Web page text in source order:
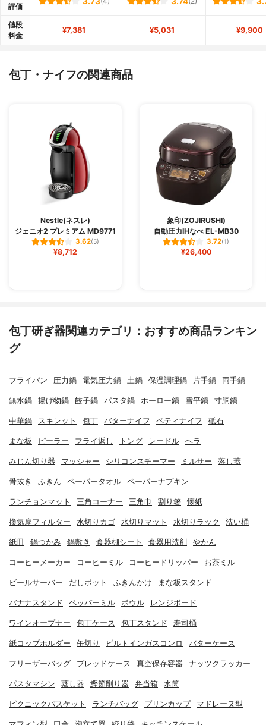
評価
値段
料金
¥7,381 ¥5,031 ¥9,900
包丁・ナイフの関連商品
Nestle(ネスレ)
ジェニオ2 プレミアム MD9771
3.62(5)
¥8,712
象印(ZOJIRUSHI)
自動圧力IHなべ EL-MB30
3.72(1)
¥26,400
包丁研ぎ器関連カテゴリ：おすすめ商品ランキン
グ
フライパン 圧力鍋 電気圧力鍋 土鍋 保温調理鍋 片手鍋 両手鍋
無水鍋 揚げ物鍋 餃子鍋 パスタ鍋 ホーロー鍋 雪平鍋 寸胴鍋
中華鍋 スキレット 包丁 バターナイフ ペティナイフ 砥石
まな板 ピーラー フライ返し トング レードル ヘラ
みじん切り器 マッシャー シリコンスチーマー ミルサー 落し蓋
骨抜き ふきん ペーパータオル ペーパーナプキン
ランチョンマット 三角コーナー 三角巾 割り箸 懐紙
換気扇フィルター 水切りカゴ 水切りマット 水切りラック 洗い桶
紙皿 鍋つかみ 鍋敷き 食器棚シート 食器用洗剤 やかん
コーヒーメーカー コーヒーミル コーヒードリッパー お茶ミル
ビールサーバー だしポット ふきんかけ まな板スタンド
バナナスタンド ペッパーミル ボウル レンジボード
ワインオープナー 包丁ケース 包丁スタンド 寿司桶
紙コップホルダー 缶切り ビルトインガスコンロ バターケース
フリーザーバッグ ブレッドケース 真空保存容器 ナッツクラッカー
パスタマシン 蒸し器 鰹節削り器 弁当箱 水筒
ピクニックバスケット ランチバッグ プリンカップ マドレーヌ型